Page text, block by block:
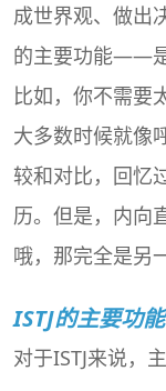
成世界观、做
的主要功能——是
比如，你不需要
大多数时候就像
较和对比，回忆
历。但是，内向
哦，那完全是另
ISTJ的主要功能
对于ISTJ来说，